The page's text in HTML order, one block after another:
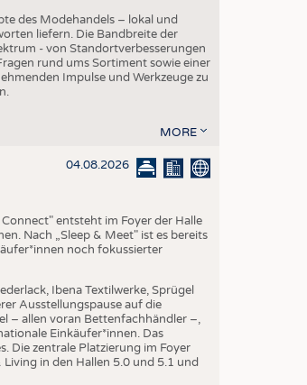
des Modehandels – lokal und
liefern. Die Bandbreite der
- von Standortverbesserungen
rund ums Sortiment sowie einer
Impulse und Werkzeuge zu
MORE
04.08.2026
entsteht im Foyer der Halle
Nach „Sleep & Meet" ist es bereits
noch fokussierter
Ibena Textilwerke, Sprügel
Ausstellungspause auf die
– allen voran Bettenfachhändler –,
Einkäufer*innen. Das
Die zentrale Platzierung im Foyer
in den Hallen 5.0 und 5.1 und